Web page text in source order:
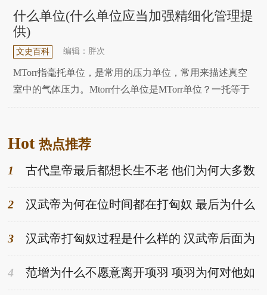
叛乱，历史上爆发了著名的七王之乱。当时的楚王刘鹗是
主力之一，但最后被周亚夫打败，最后走投无路，自杀身
亡。不过，刘鄂身边有一个人，能提早看清形势，挽回一
什么单位(什么单位应当加强精细化管理提
供)
文史百科 编辑：胖次
MTorr指毫托单位，是常用的压力单位，常用来描述真空
室中的气体压力。Mtorr什么单位是MTorr单位？一托等于
1毫米汞柱的高度。在truth空technology中，量化描述truth
能和稳定性有很大的影响，因此true空技术被广泛应
Hot热点推荐
1
古代皇帝最后都想长生不老 他们为何大多数
都壮年就死了-趣历史网
2
汉武帝为何在位时间都在打匈奴 最后为什么
停止了-趣历史网
3
汉武帝打匈奴过程是什么样的 汉武帝后面为
何节节败退-趣历史网
4
范增为什么不愿意离开项羽 项羽为何对他如
此信任-趣历史网